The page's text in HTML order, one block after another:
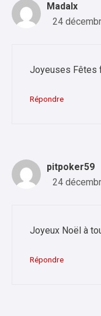
Madalx
24
Joyeuses Fêtes
Répondre
pitpoker59
24
Joyeux Noël à
Répondre